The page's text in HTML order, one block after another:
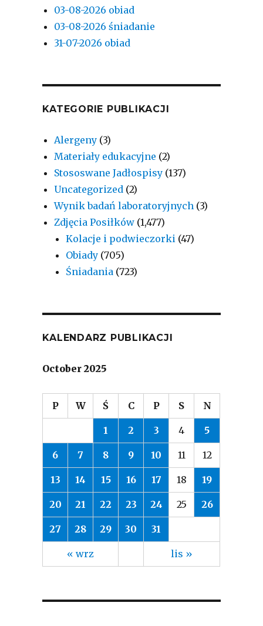
03-08-2026 obiad
03-08-2026 śniadanie
31-07-2026 obiad
KATEGORIE PUBLIKACJI
Alergeny (3)
Materiały edukacyjne (2)
Stososwane Jadłospisy (137)
Uncategorized (2)
Wynik badań laboratoryjnych (3)
Zdjęcia Posiłków (1,477)
Kolacje i podwieczorki (47)
Obiady (705)
Śniadania (723)
KALENDARZ PUBLIKACJI
October 2025
P W Ś C P S N
« wrz lis »
1 2 3 4 5
6 7 8 9 10 11 12
13 14 15 16 17 18 19
20 21 22 23 24 25 26
27 28 29 30 31